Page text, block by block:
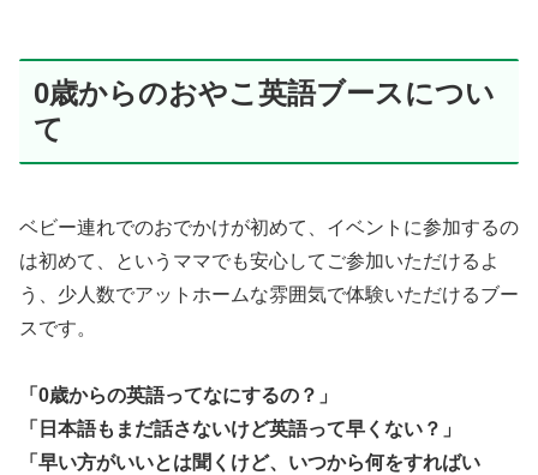
0歳からのおやこ英語ブースについ
て
ベビー連れでのおでかけが初めて、イベントに参加するの
は初めて、というママでも安心してご参加いただけるよ
う、少人数でアットホームな雰囲気で体験いただけるブー
スです。
「0歳からの英語ってなにするの？」
「日本語もまだ話さないけど英語って早くない？」
「早い方がいいとは聞くけど、いつから何をすればい